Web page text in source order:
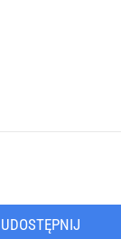
UDOSTĘPNIJ